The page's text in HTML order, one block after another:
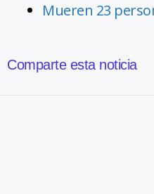
Mueren 23
Comparte esta noticia